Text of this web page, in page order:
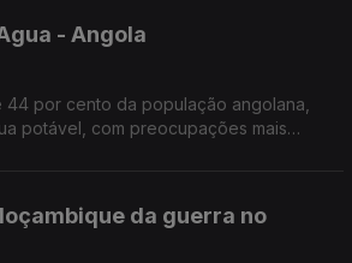
- Angola
por cento da população angolana,
potável, com preocupações mais
da guerra no